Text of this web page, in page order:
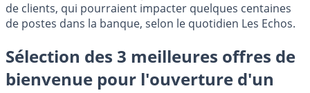
de clients, qui pourraient impacter quelques centaines
de postes dans la banque, selon le quotidien Les Echos.
Sélection des 3 meilleures offres de
bienvenue pour l'ouverture d'un